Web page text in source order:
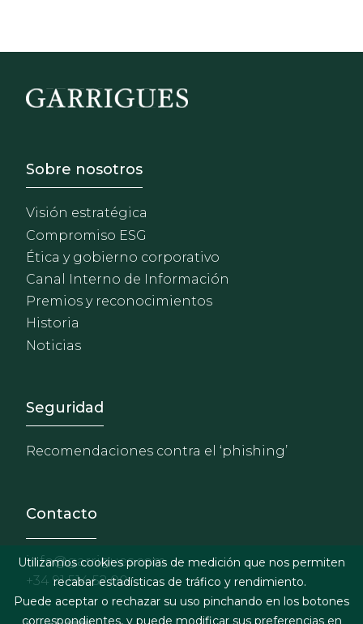
Footer - Sobre Nosotros
Sobre nosotros
Visión estratégica
Compromiso ESG
Ética y gobierno corporativo
Canal Interno de Información
Premios y reconocimientos
Historia
Noticias
Footer - Extranet y
Seguridad
Recomendaciones contra el ‘phishing’
Contacto
info@garrigues.com
+34 91 514 52 00
Utilizamos cookies propias de medición que nos permiten
recabar estadísticas de tráfico y rendimiento.
Puede aceptar o rechazar su uso pinchando en los botones
correspondientes, y puede modificar sus preferencias en